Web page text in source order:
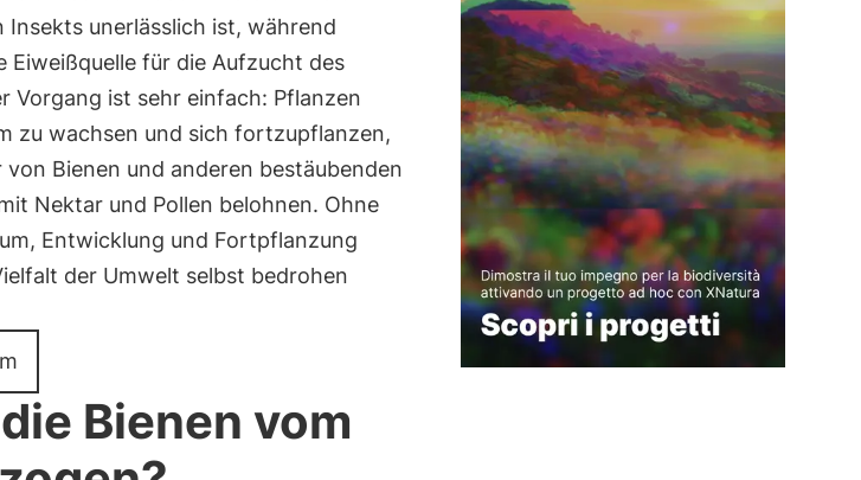
Insekts unerlässlich ist, während
für die Aufzucht des
Vorgang ist sehr einfach: Pflanzen
zu wachsen und sich fortzupflanzen,
von Bienen und anderen bestäubenden
Nektar und Pollen belohnen. Ohne
Entwicklung und Fortpflanzung
der Umwelt selbst bedrohen
Bienen vom